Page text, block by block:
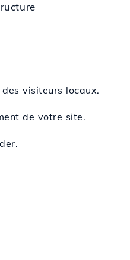
visiteurs locaux.
de votre site.